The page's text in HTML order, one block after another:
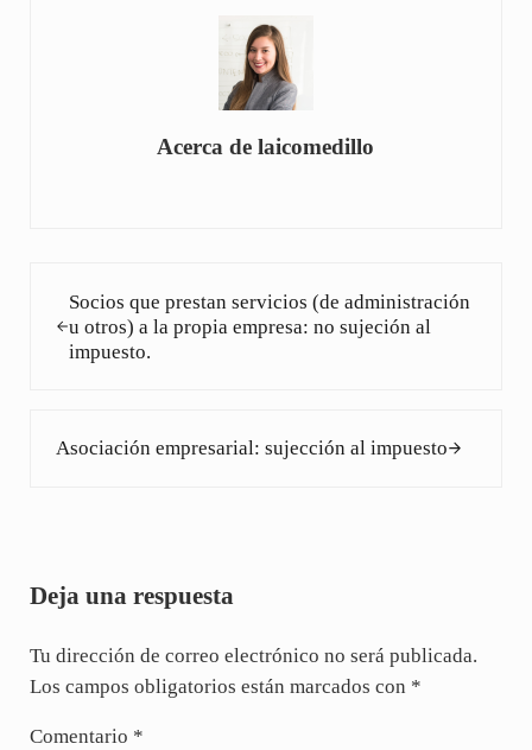
Acerca delaicomedillo
Socios que prestan servicios (de administración
u otros) a la propia empresa: no sujeción al
impuesto.
Asociación empresarial: sujección al impuesto
Deja una respuesta
Tu dirección de correo electrónico no será publicada.
Los campos obligatorios están marcados con *
Comentario *